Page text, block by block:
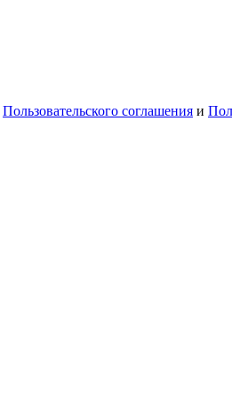
Пользовательского соглашения и